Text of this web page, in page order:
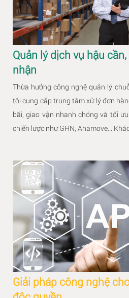
Quản lý dịch vụ hậu
nhận
Thừa hưởng công nghệ quản lý
tôi cung cấp trung tâm xử lý đơn
bãi, giao vận nhanh chóng và tối
chiến lược như GHN, Ahamove...
Giải pháp công nghệ